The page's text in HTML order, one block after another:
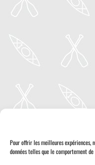
Pour offrir les meilleures expériences,
données telles que le comportement